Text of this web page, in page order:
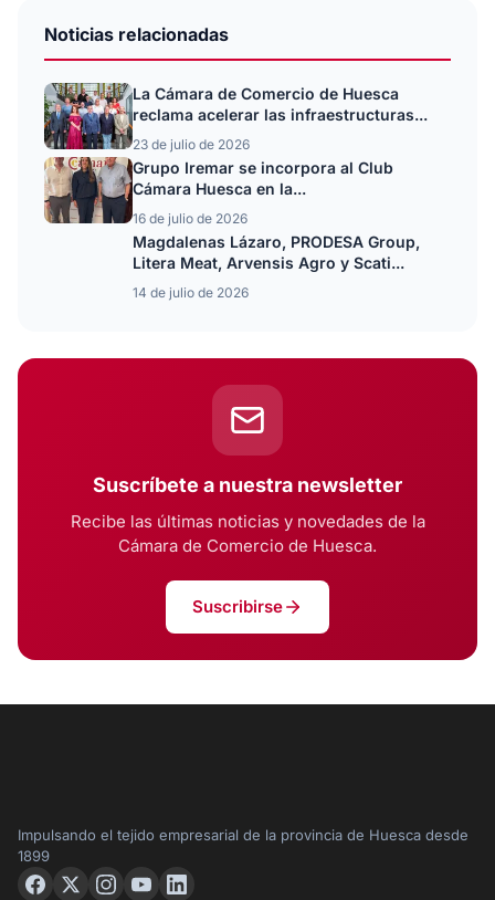
Noticias relacionadas
La Cámara de Comercio de Huesca
reclama acelerar las infraestructuras...
23 de julio de 2026
Grupo Iremar se incorpora al Club
Cámara Huesca en la...
16 de julio de 2026
Magdalenas Lázaro, PRODESA Group,
Litera Meat, Arvensis Agro y Scati...
14 de julio de 2026
Suscríbete a nuestra newsletter
Recibe las últimas noticias y novedades de la
Cámara de Comercio de Huesca.
Suscribirse
Impulsando el tejido empresarial de la provincia de Huesca desde
1899